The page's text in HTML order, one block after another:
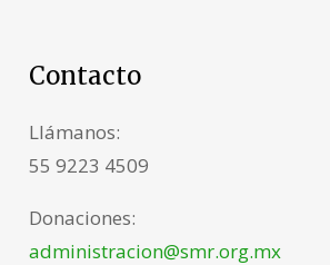
Contacto
Llámanos:
55 9223 4509
Donaciones:
administracion@smr.org.mx